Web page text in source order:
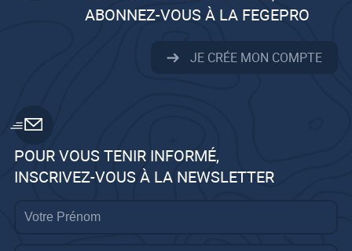
ABONNEZ-VOUS À LA FEGEPRO
JE CRÉE MON COMPTE
POUR VOUS TENIR INFORMÉ,
INSCRIVEZ-VOUS À LA NEWSLETTER